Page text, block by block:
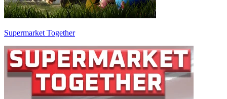
Supermarket Together